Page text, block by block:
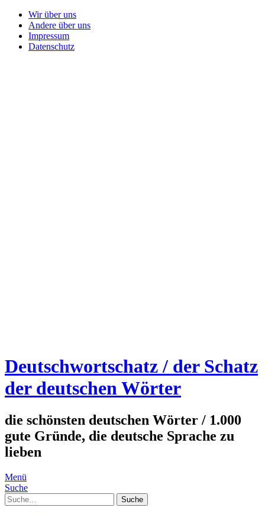
Wir über uns
Andere über uns
Impressum
Datenschutz
Deutschwortschatz / der Schatz
der deutschen Wörter
die schönsten deutschen Wörter / 1.000
gute Gründe, die deutsche Sprache zu
lieben
Menü
Suche
Suche